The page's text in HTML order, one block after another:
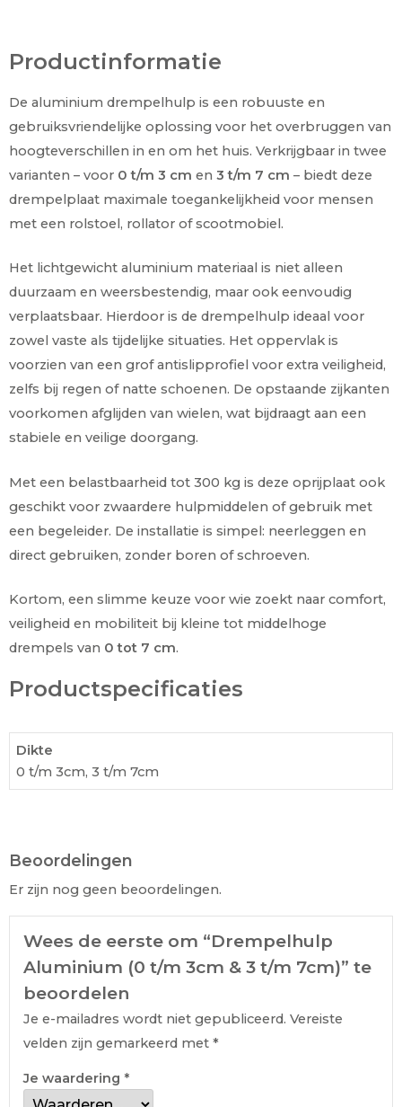
Productinformatie
De aluminium drempelhulp is een robuuste en
gebruiksvriendelijke oplossing voor het overbruggen van
hoogteverschillen in en om het huis. Verkrijgbaar in twee
varianten – voor 0 t/m 3 cm en 3 t/m 7 cm – biedt deze
drempelplaat maximale toegankelijkheid voor mensen
met een rolstoel, rollator of scootmobiel.
Het lichtgewicht aluminium materiaal is niet alleen
duurzaam en weersbestendig, maar ook eenvoudig
verplaatsbaar. Hierdoor is de drempelhulp ideaal voor
zowel vaste als tijdelijke situaties. Het oppervlak is
voorzien van een grof antislipprofiel voor extra veiligheid,
zelfs bij regen of natte schoenen. De opstaande zijkanten
voorkomen afglijden van wielen, wat bijdraagt aan een
stabiele en veilige doorgang.
Met een belastbaarheid tot 300 kg is deze oprijplaat ook
geschikt voor zwaardere hulpmiddelen of gebruik met
een begeleider. De installatie is simpel: neerleggen en
direct gebruiken, zonder boren of schroeven.
Kortom, een slimme keuze voor wie zoekt naar comfort,
veiligheid en mobiliteit bij kleine tot middelhoge
drempels van 0 tot 7 cm.
Productspecificaties
Dikte
0 t/m 3cm, 3 t/m 7cm
Beoordelingen
Er zijn nog geen beoordelingen.
Wees de eerste om “Drempelhulp
Aluminium (0 t/m 3cm & 3 t/m 7cm)” te
beoordelen
Je e-mailadres wordt niet gepubliceerd. Vereiste
velden zijn gemarkeerd met *
Je waardering *